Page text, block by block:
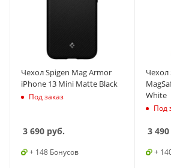
Чехол Spigen Mag Armor
iPhone 13 Mini Matte Black
Под заказ
3 690 руб.
+ 148 Бонусов
Чехол
White
Под
3 490
+